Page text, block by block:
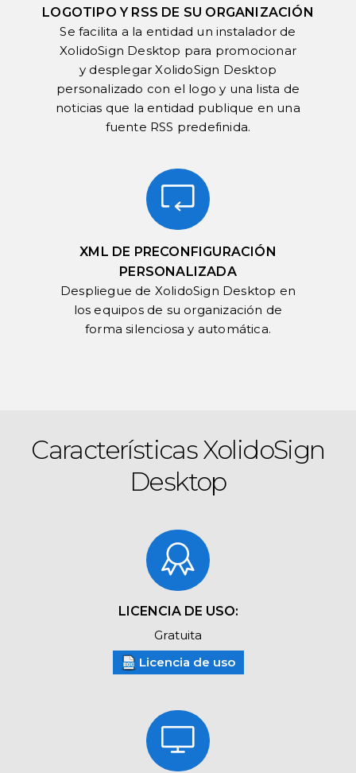
LOGOTIPO Y RSS DE SU ORGANIZACIÓN
Se facilita a la entidad un instalador de
XolidoSign Desktop para promocionar
y desplegar XolidoSign Desktop
personalizado con el logo y una lista de
noticias que la entidad publique en una
fuente RSS predefinida.
XML DE PRECONFIGURACIÓN
PERSONALIZADA
Despliegue de XolidoSign Desktop en
los equipos de su organización de
forma silenciosa y automática.
Características XolidoSign
Desktop
LICENCIA DE USO:
Gratuita
Licencia de uso